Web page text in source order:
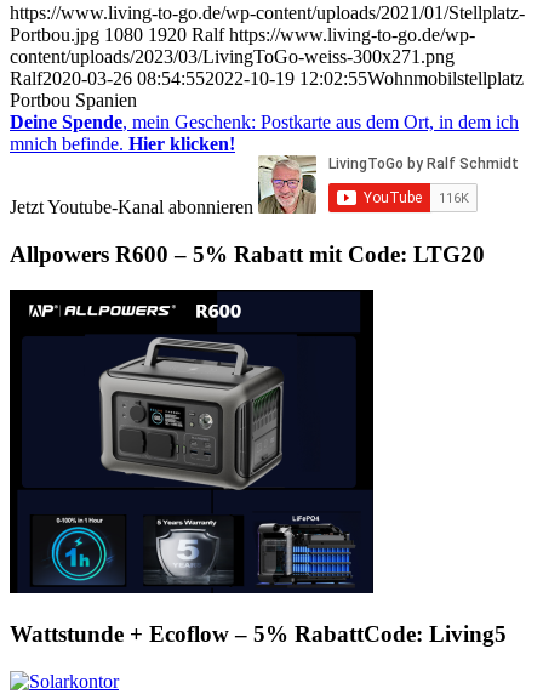
https://www.living-to-go.de/wp-content/uploads/2021/01/Stellplatz-
Portbou.jpg 1080 1920 Ralf https://www.living-to-go.de/wp-
content/uploads/2023/03/LivingToGo-weiss-300x271.png
Ralf2020-03-26 08:54:552022-10-19 12:02:55Wohnmobilstellplatz
Portbou Spanien
Deine Spende, mein Geschenk: Postkarte aus dem Ort, in dem ich
mnich befinde. Hier klicken!
Jetzt Youtube-Kanal abonnieren
Allpowers R600 – 5% Rabatt mit Code: LTG20
Wattstunde + Ecoflow – 5% RabattCode: Living5